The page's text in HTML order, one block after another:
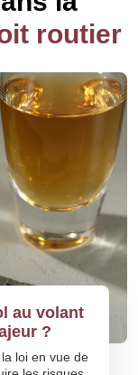
routier
au volant
?
loi en vue de